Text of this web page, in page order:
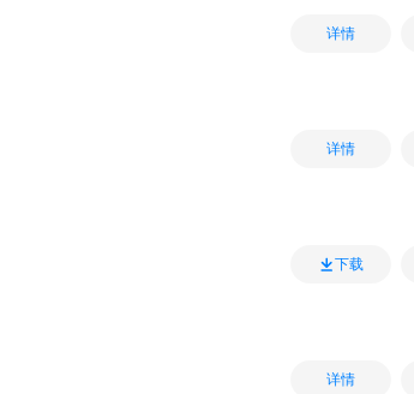
详情
详情
下载
详情